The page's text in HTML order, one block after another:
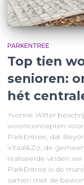
PARKENTREE
Top tien
senioren:
hét
Yvonne Witter
woonconcepten
ParkEntree, dat
Vitaal&Zo, de
realiseerde vinden
ParkEntree is de
samen met de